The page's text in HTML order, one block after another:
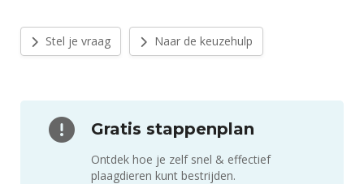
Stel je vraag Naar de keuzehulp
Gratis stappenplan
Ontdek hoe je zelf snel & effectief
plaagdieren kunt bestrijden.